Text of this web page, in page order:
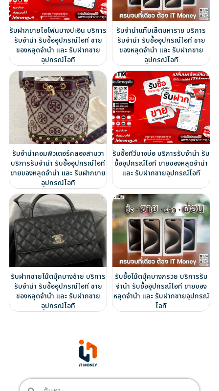
รับฝากขายไอโฟนบางปะอิน บริการ
รับจำนำ รับซื้ออุปกรณ์ไอที ขาย
ของหลุดจำนำ และ รับฝากขาย
อุปกรณ์ไอที
รับจำนำแท็บเล็ตมหาราช บริการ
รับจำนำ รับซื้ออุปกรณ์ไอที ขาย
ของหลุดจำนำ และ รับฝากขาย
อุปกรณ์ไอที
รับจำนำคอมพิวเตอร์คลองสามวา
บริการรับจำนำ รับซื้ออุปกรณ์ไอที
ขายของหลุดจำนำ และ รับฝากขาย
อุปกรณ์ไอที
รับซื้อทีวีบางบ่อ บริการรับจำนำ รับ
ซื้ออุปกรณ์ไอที ขายของหลุดจำนำ
และ รับฝากขายอุปกรณ์ไอที
รับฝากขายโน๊ตบุ๊คบางซ้าย บริการ
รับจำนำ รับซื้ออุปกรณ์ไอที ขาย
ของหลุดจำนำ และ รับฝากขาย
อุปกรณ์ไอที
รับซื้อโน๊ตบุ๊คบางกรวย บริการรับ
จำนำ รับซื้ออุปกรณ์ไอที ขายของ
หลุดจำนำ และ รับฝากขายอุปกรณ์
ไอที